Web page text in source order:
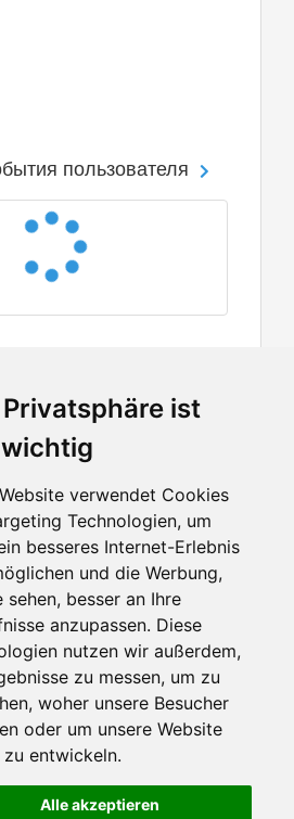
ist
verwendet Cookies
Technologien, um
besseres Internet-Erlebnis
und die Werbung,
sehen, besser an Ihre
anzupassen. Diese
nutzen wir außerdem,
zu messen, um zu
woher unsere Besucher
oder um unsere Website
entwickeln.
Alle akzeptieren
пользователя
Партнерам
Инвесторам
Медиа
Facebook
Twitter